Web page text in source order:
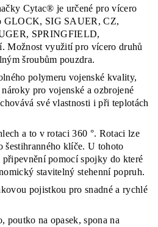
Cytac® je určené pro vícero
GLOCK, SIG SAUER, CZ,
SPRINGFIELD,
Možnost využití pro vícero druhů
šroubům pouzdra.
polymeru vojenské kvality,
pro vojenské a ozbrojené
své vlastnosti i při teplotách
a to v rotaci 360 °. Rotaci lze
šestihranného klíče. U tohoto
pomocí spojky do které
stavitelný stehenní popruh.
pojistkou pro snadné a rychlé
poutko na opasek, spona na